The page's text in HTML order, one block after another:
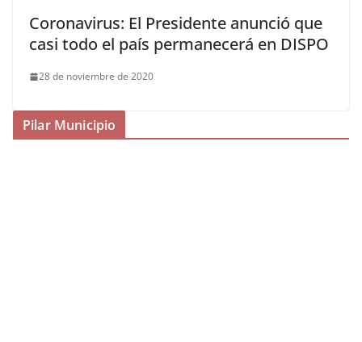
Coronavirus: El Presidente anunció que
casi todo el país permanecerá en DISPO
28 de noviembre de 2020
Pilar Municipio